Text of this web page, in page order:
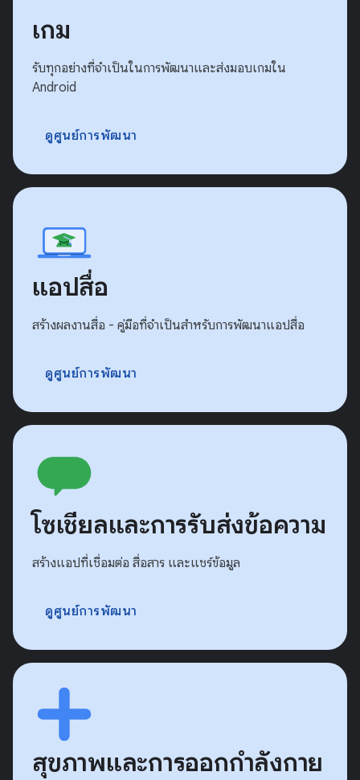
เกม
รับทุกอย่างที่จำเป็นในการพัฒนาและส่งมอบเกมใน
Android
ดูศูนย์การพัฒนา
แอปสื่อ
สร้างผลงานสื่อ - คู่มือที่จำเป็นสำหรับการพัฒนาแอปสื่อ
ดูศูนย์การพัฒนา
โซเชียลและการรับส่งข้อความ
สร้างแอปที่เชื่อมต่อ สื่อสาร และแชร์ข้อมูล
ดูศูนย์การพัฒนา
สุขภาพและการออกกำลังกาย